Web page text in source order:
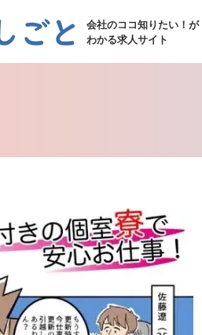
会社のココ知りたい！が
わかる求人サイト